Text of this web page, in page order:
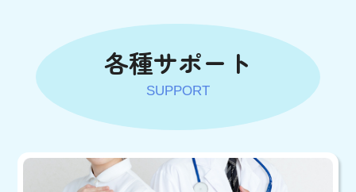
各種サポート
SUPPORT